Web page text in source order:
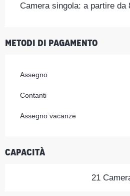
Camera singola: a partire da
Metodi di pagamento
Assegno
Contanti
Assegno vacanze
Capacità
21